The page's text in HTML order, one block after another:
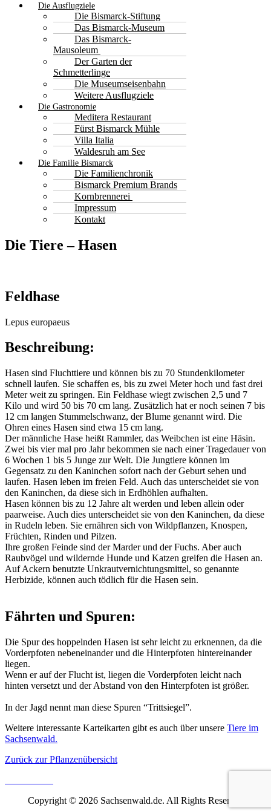
Die Ausflugziele
Die Bismarck-Stiftung
Das Bismarck-Museum
Das Bismarck-
Mausoleum
Der Garten der
Schmetterlinge
Die Museumseisenbahn
Weitere Ausflugziele
Die Gastronomie
Meditera Restaurant
Fürst Bismarck Mühle
Villa Italia
Waldesruh am See
Die Familie Bismarck
Die Familienchronik
Bismarck Premium Brands
Kornbrennerei
Impressum
Kontakt
Die Tiere – Hasen
Feldhase
Lepus europaeus
Beschreibung:
Hasen sind Fluchttiere und können bis zu 70 Stundenkilometer
schnell laufen. Sie schaffen es, bis zu zwei Meter hoch und fast drei
Meter weit zu springen. Ein Feldhase wiegt zwischen 2,5 und 7
Kilo und wird 50 bis 70 cm lang. Zusätzlich hat er noch seinen 7 bis
12 cm langen Stummelschwanz, der Blume genannt wird. Die
Ohren eines Hasen sind etwa 15 cm lang.
Der männliche Hase heißt Rammler, das Weibchen ist eine Häsin.
Zwei bis vier mal pro Jahr bekommen sie nach einer Tragedauer von
6 Wochen 1 bis 5 Junge zur Welt. Die Jungtiere können im
Gegensatz zu den Kaninchen sofort nach der Geburt sehen und
laufen. Hasen leben im freien Feld. Auch das unterscheidet sie von
den Kaninchen, da diese sich in Erdhöhlen aufhalten.
Hasen können bis zu 12 Jahre alt werden und leben allein oder
paarweise. Auch dies unterscheidet sie von den Kaninchen, da diese
in Rudeln leben. Sie ernähren sich von Wildpflanzen, Knospen,
Früchten, Rinden und Pilzen.
Ihre großen Feinde sind der Marder und der Fuchs. Aber auch
Raubvögel und wildernde Hunde und Katzen greifen die Hasen an.
Auf Ackern benutzte Unkrautvernichtungsmittel, so genannte
Herbizide, können auch tödlich für die Hasen sein.
Fährten und Spuren:
Die Spur des hoppelnden Hasen ist sehr leicht zu erknennen, da die
Vorderpfoten nebeneinander und die Hinterpfoten hintereinander
liegen.
Wenn er auf der Flucht ist, liegen die Vorderpfoten leicht nach
hinten versetzt und der Abstand von den Hinterpfoten ist größer.
In der Jagd nennt man diese Spuren “Trittsiegel”.
Weitere interessante Karteikarten gibt es auch über unsere Tiere im
Sachsenwald.
Zurück zur Pflanzenübersicht
Copyright © 2026 Sachsenwald.de. All Rights Reserved